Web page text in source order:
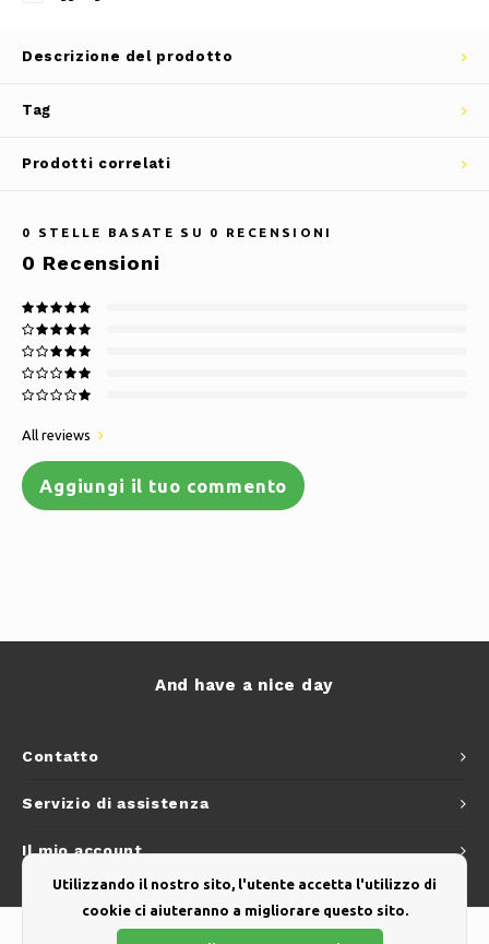
Descrizione del prodotto
Tag
Prodotti correlati
0 STELLE BASATE SU 0 RECENSIONI
0 Recensioni
All reviews
Aggiungi il tuo commento
Contatto
And have a nice day
Servizio di assistenza
Il mio account
Utilizzando il nostro sito, l'utente accetta l'utilizzo di
cookie ci aiuteranno a migliorare questo sito.